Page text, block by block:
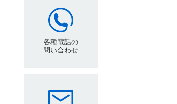
各種電話の
問い合わせ